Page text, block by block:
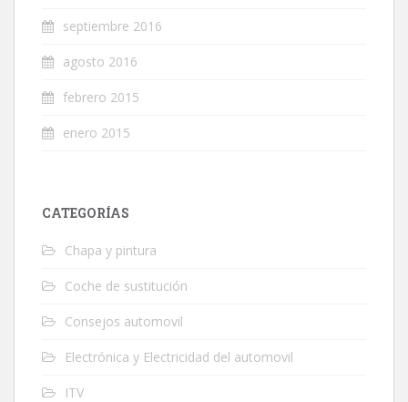
septiembre 2016
agosto 2016
febrero 2015
enero 2015
CATEGORÍAS
Chapa y pintura
Coche de sustitución
Consejos automovil
Electrónica y Electricidad del automovil
ITV